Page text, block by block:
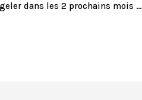
dans les 2 prochains mois …